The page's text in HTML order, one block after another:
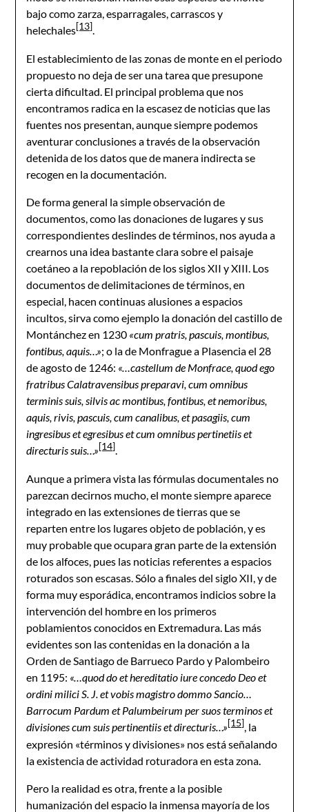
bajo como zarza, esparragales, carrascos y
helechales[13].
El establecimiento de las zonas de monte en el periodo
propuesto no deja de ser una tarea que presupone
cierta dificultad. El principal problema que nos
encontramos radica en la escasez de noticias que las
fuentes nos presentan, aunque siempre podemos
aventurar conclusiones a través de la observación
detenida de los datos que de manera indirecta se
recogen en la documentación.
De forma general la simple observación de
documentos, como las donaciones de lugares y sus
correspondientes deslindes de términos, nos ayuda a
crearnos una idea bastante clara sobre el paisaje
coetáneo a la repoblación de los siglos XII y XIII. Los
documentos de delimitaciones de términos, en
especial, hacen continuas alusiones a espacios
incultos, sirva como ejemplo la donación del castillo de
Montánchez en 1230 «cum pratris, pascuis, montibus,
fontibus, aquis…»; o la de Monfrague a Plasencia el 28
de agosto de 1246: «…castellum de Monfrace, quod ego
fratribus Calatravensibus preparavi, cum omnibus
terminis suis, silvis ac montibus, fontibus, et nemoribus,
aquis, rivis, pascuis, cum canalibus, et pasagiis, cum
ingresibus et egresibus et cum omnibus pertinetiis et
directuris suis…»[14].
Aunque a primera vista las fórmulas documentales no
parezcan decirnos mucho, el monte siempre aparece
integrado en las extensiones de tierras que se
reparten entre los lugares objeto de población, y es
muy probable que ocupara gran parte de la extensión
de los alfoces, pues las noticias referentes a espacios
roturados son escasas. Sólo a finales del siglo XII, y de
forma muy esporádica, encontramos indicios sobre la
intervención del hombre en los primeros
poblamientos conocidos en Extremadura. Las más
evidentes son las contenidas en la donación a la
Orden de Santiago de Barrueco Pardo y Palombeiro
en 1195: «…quod do et hereditatio iure concedo Deo et
ordini milici S. J. et vobis magistro dommo Sancio…
Barrocum Pardum et Palumbeirum per suos terminos et
divisiones cum suis pertinentiis et directuris…»[15], la
expresión «términos y divisiones» nos está señalando
la existencia de actividad roturadora en esta zona.
Pero la realidad es otra, frente a la posible
humanización del espacio la inmensa mayoría de los